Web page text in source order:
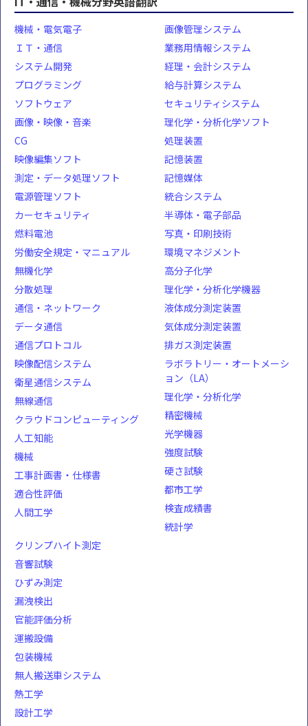
機械・電気電子
ＩＴ・通信
システム開発
プログラミング
ソフトウェア
画像・映像・音楽
CG
映像編集ソフト
測定・データ処理ソフト
電源管理ソフト
カーセキュリティ
燃料電池
労働安全規定・マニュアル
無機化学
画像管理システム
業務用情報システム
経理・会計システム
給与計算システム
セキュリティシステム
理化学・分析化学ソフト
処理装置
記憶装置
記憶媒体
統合システム
半導体・電子部品
写真・印刷技術
環境マネジメント
高分子化学
分散処理
通信・ネットワーク
データ通信
通信プロトコル
映像配信システム
衛星通信システム
無線通信
クラウドコンピューティング
人工知能
機械
工事計画書・仕様書
適合性評価
人間工学
理化学・分析化学機器
液体成分測定装置
気体成分測定装置
排ガス測定装置
ラボラトリー・オートメーシ
ョン（LA）
理化学・分析化学
精密機械
光学機器
強度試験
硬さ試験
都市工学
検査成績書
統計学
クリンプハイト測定
音響試験
ひずみ測定
漏洩検出
官能評価分析
運搬設備
包装機械
無人搬送車システム
熱工学
設計工学